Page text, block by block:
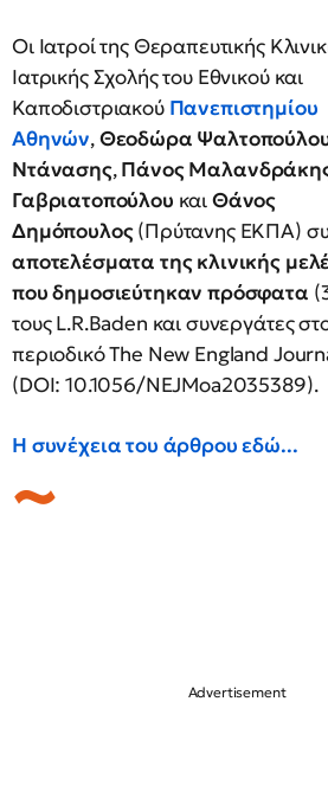
Οι Ιατροί της Θεραπευτικής
Ιατρικής Σχολής του Εθνικού και
ΚαποδιστριακούΠανεπιστημίου
Αθηνών,Θεοδώρα
Ντάνασης,Πάνος
Γαβριατοπούλου καιΘάνος
Δημόπουλος(Πρύτανης ΕΚΠΑ)
αποτελέσματα της κλινικής
που δημοσιεύτηκαν πρόσφατα
τους L.R.Baden και συνεργάτες
περιοδικό The New England
(DOI: 10.1056/NEJMoa2035389).
Η συνέχεια του άρθρου εδώ...